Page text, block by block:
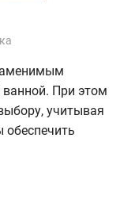
При этом
учитывая
обеспечить